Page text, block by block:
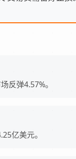
反弹4.57%。
亿美元。